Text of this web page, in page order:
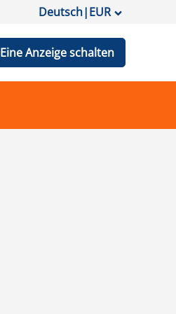
Deutsch|EUR
Eine Anzeige schalten